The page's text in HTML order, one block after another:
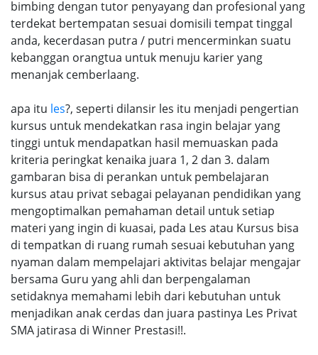
bimbing dengan tutor penyayang dan profesional yang
terdekat bertempatan sesuai domisili tempat tinggal
anda, kecerdasan putra / putri mencerminkan suatu
kebanggan orangtua untuk menuju karier yang
menanjak cemberlaang.
apa itu les?, seperti dilansir les itu menjadi pengertian
kursus untuk mendekatkan rasa ingin belajar yang
tinggi untuk mendapatkan hasil memuaskan pada
kriteria peringkat kenaika juara 1, 2 dan 3. dalam
gambaran bisa di perankan untuk pembelajaran
kursus atau privat sebagai pelayanan pendidikan yang
mengoptimalkan pemahaman detail untuk setiap
materi yang ingin di kuasai, pada Les atau Kursus bisa
di tempatkan di ruang rumah sesuai kebutuhan yang
nyaman dalam mempelajari aktivitas belajar mengajar
bersama Guru yang ahli dan berpengalaman
setidaknya memahami lebih dari kebutuhan untuk
menjadikan anak cerdas dan juara pastinya Les Privat
SMA jatirasa di Winner Prestasi!!.